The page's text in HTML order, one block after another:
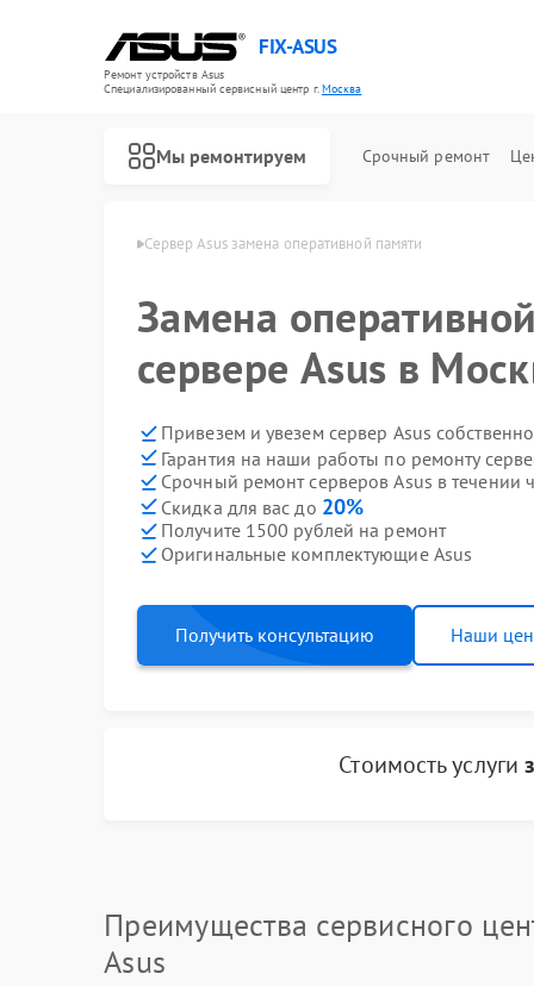
FIX-ASUS
Ремонт устройств Asus
Специализированный cервисный центр г.Москва
Мы ремонтируем Срочный ремонт
Сервер Asus замена оперативной памяти
Замена
сервере Asus в
Привезем и увезем сервер Asus
Гарантия на наши работы по ремонту
Срочный ремонт серверов Asus в течении
Скидка для вас до 20%
Получите 1500 рублей на ремонт
Оригинальные комплектующие Asus
Получить консультацию Наши
Стоимость услуги
Преимущества сервисного
Asus